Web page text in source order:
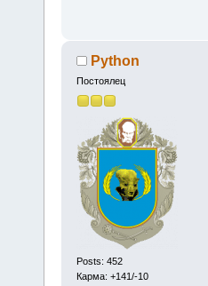
Python
Постоялец
Posts: 452
Карма: +141/-10